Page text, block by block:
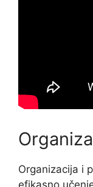
Organizacija i